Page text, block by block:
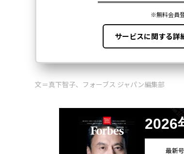
文＝真下智子、フォーブス ジャパン編集部
2026
最新